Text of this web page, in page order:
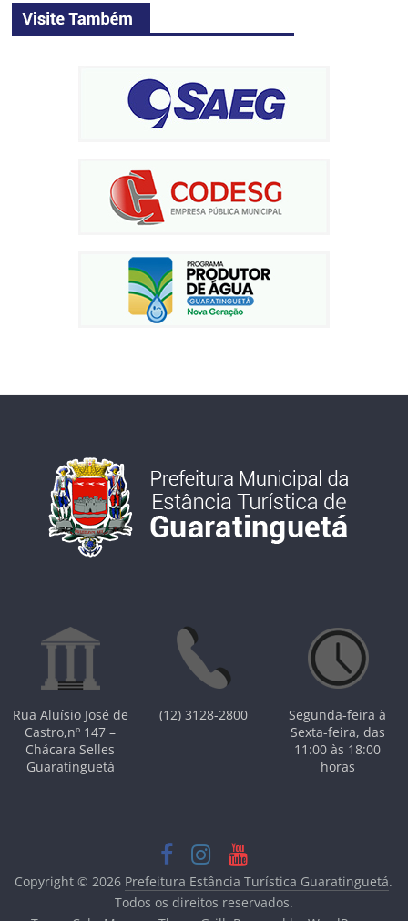
Rua Aluísio José de
Castro,nº 147 –
Chácara Selles
Guaratinguetá
(12) 3128-2800
Segunda-feira à
Sexta-feira, das
11:00 às 18:00
horas
Copyright © 2026 Prefeitura Estância Turística Guaratinguetá.
Todos os direitos reservados.